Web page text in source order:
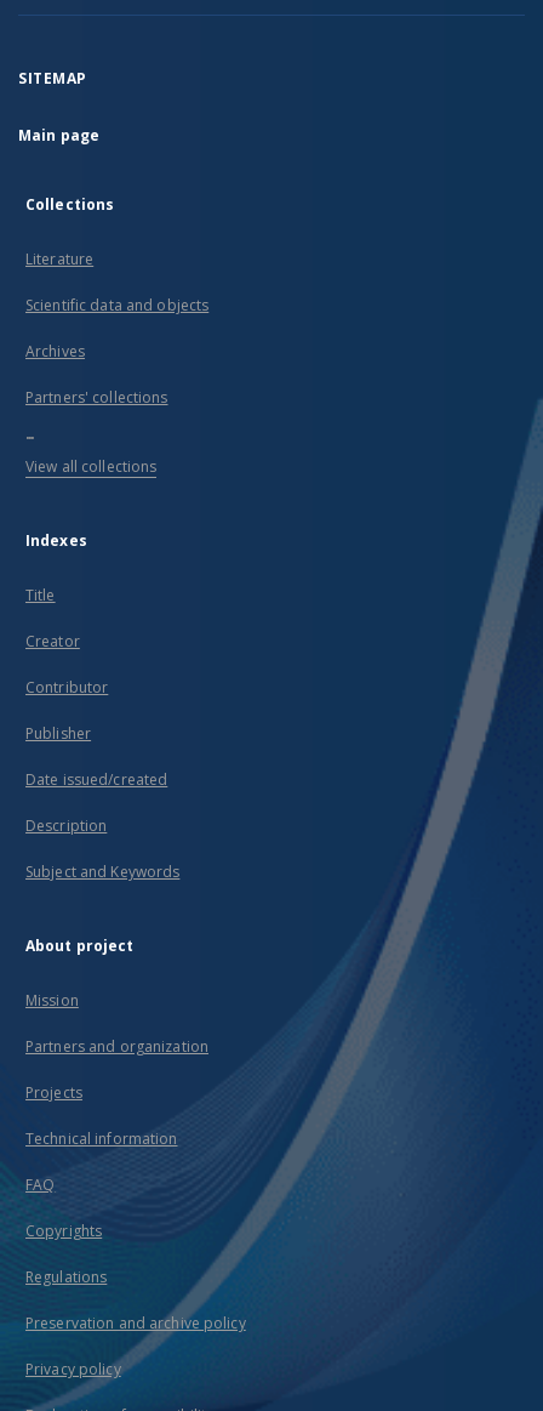
SITEMAP
Main page
Collections
Literature
Scientific data and objects
Archives
Partners' collections
...
View all collections
Indexes
Title
Creator
Contributor
Publisher
Date issued/created
Description
Subject and Keywords
About project
Mission
Partners and organization
Projects
Technical information
FAQ
Copyrights
Regulations
Preservation and archive policy
Privacy policy